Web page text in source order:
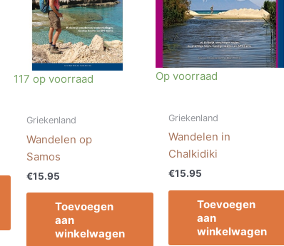
117 op voorraad
Griekenland
Wandelen op
Samos
€15.95
Toevoegen
aan
winkelwagen
Op voorraad
Griekenland
Wandelen in
Chalkidiki
€15.95
Toevoegen
aan
winkelwagen